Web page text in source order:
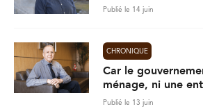
Publié le 14 juin
CHRONIQUE
Car le
ménage, ni une
Publié le 13 juin